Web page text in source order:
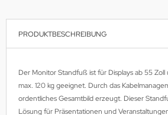
PRODUKTBESCHREIBUNG
Der Monitor Standfuß ist für Displays ab 55
max. 120 kg geeignet. Durch das
ordentliches Gesamtbild erzeugt. Dieser
Lösung für Präsentationen und